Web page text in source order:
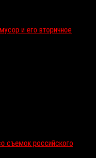
и его вторичное
съемок российского